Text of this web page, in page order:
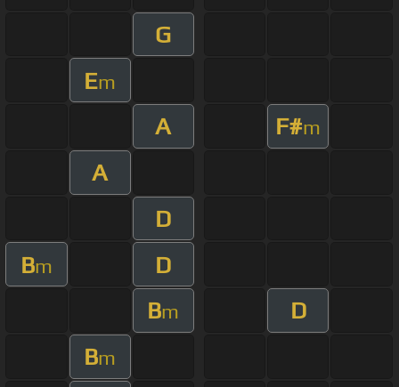
G
Em
A F#m
A
D
Bm
D
Bm
D
Bm